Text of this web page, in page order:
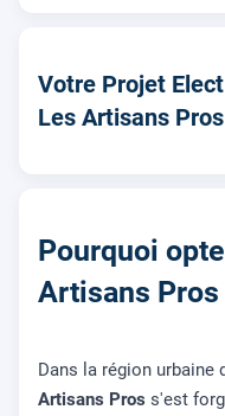
Votre Projet
Les Artisans Pros
Pourquoi
Artisans
Dans la région urbaine
Artisans Pros s'est